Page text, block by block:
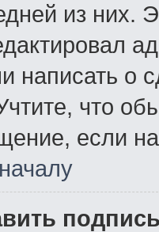
из них.
написать о
что
если